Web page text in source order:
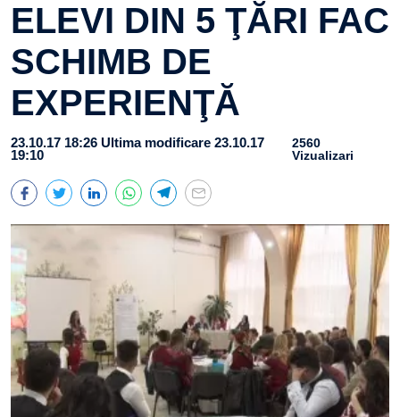
ELEVI DIN 5 ŢĂRI FAC
SCHIMB DE
EXPERIENŢĂ
23.10.17 18:26 Ultima modificare 23.10.17
19:10
2560
Vizualizari